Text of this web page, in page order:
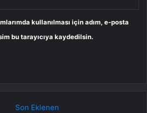
kullanılması için adım, e-posta
bu tarayıcıya kaydedilsin.
Son Eklenen